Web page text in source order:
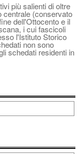
più salienti di oltre
centrale (conservato
dell'Ottocento e il
i cui fascicoli
l'Istituto Storico
non sono
schedati residenti in